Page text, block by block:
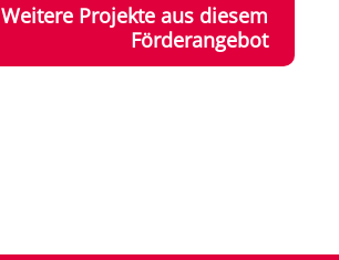
Weitere Projekte aus diesem
Förderangebot